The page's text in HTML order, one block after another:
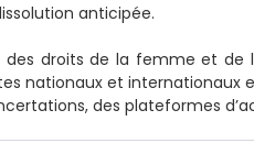
anticipée.
droits de la femme et de
nationaux et internationaux
des plateformes